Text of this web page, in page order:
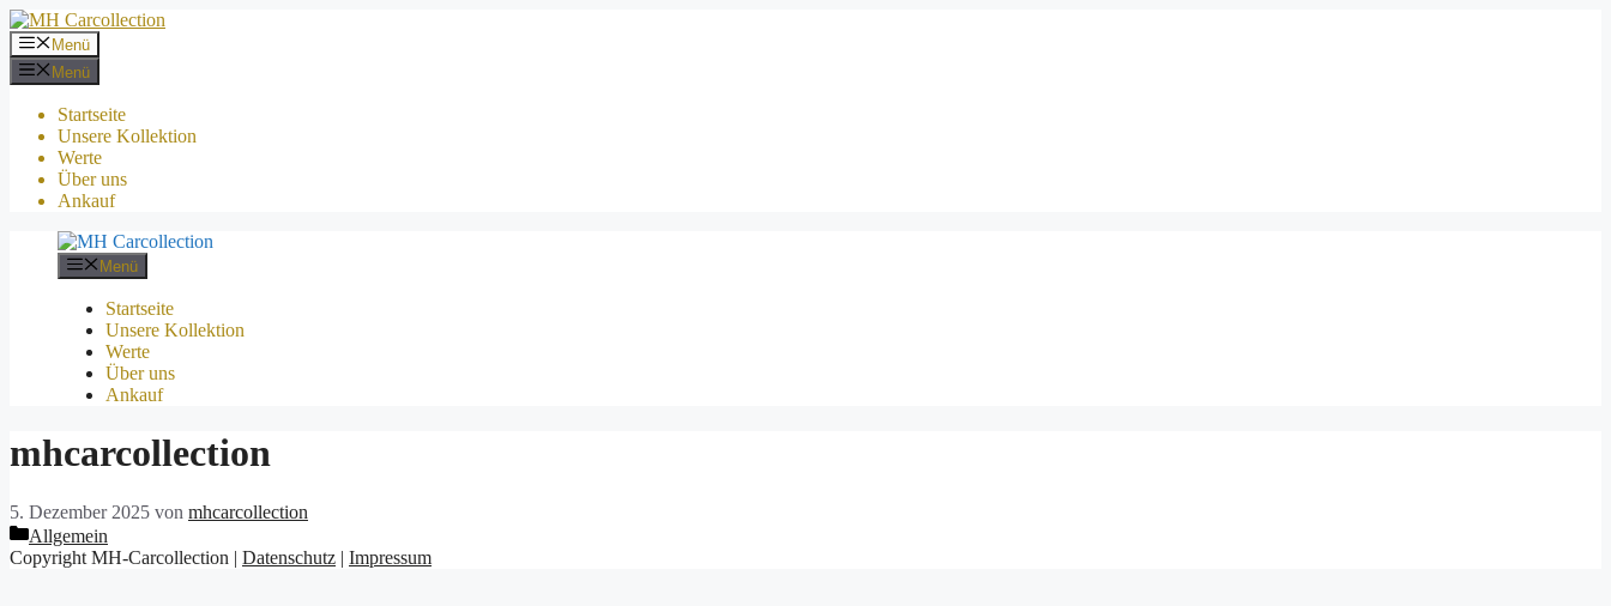
Zum
Inhalt
springen
Menü
Menü
Startseite
Unsere Kollektion
Werte
Über uns
Ankauf
Menü
Startseite
Unsere Kollektion
Werte
Über uns
Ankauf
mhcarcollection
5. Dezember 2025 von mhcarcollection
Kategorien
Allgemein
Copyright MH-Carcollection | Datenschutz | Impressum